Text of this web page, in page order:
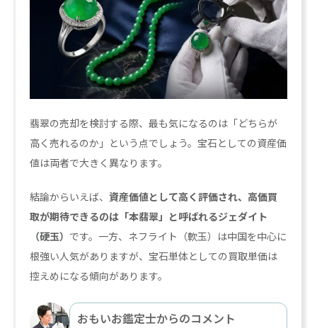
翡翠の売却を検討する際、最も気になるのは「どちらが
高く売れるのか」という点でしょう。宝石としての資産価
値は両者で大きく異なります。
結論からいえば、資産価値として高く評価され、高価買
取が期待できるのは「本翡翠」と呼ばれるジェダイト
（硬玉） です。一方、ネフライト（軟玉）は中国を中心に
根強い人気がありますが、宝石単体としての買取単価は
控えめになる傾向があります。
おもいお鑑定士からのコメント